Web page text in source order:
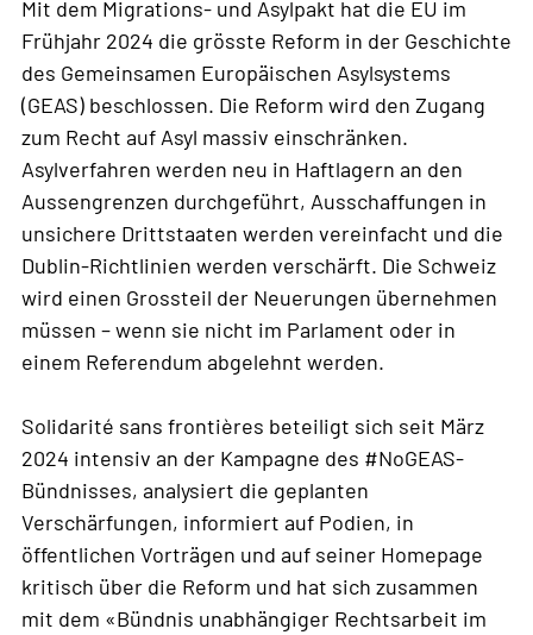
Mit dem Migrations- und Asylpakt hat die EU im
Frühjahr 2024 die grösste Reform in der Geschichte
des Gemeinsamen Europäischen Asylsystems
(GEAS) beschlossen. Die Reform wird den Zugang
zum Recht auf Asyl massiv einschränken.
Asylverfahren werden neu in Haftlagern an den
Aussengrenzen durchgeführt, Ausschaffungen in
unsichere Drittstaaten werden vereinfacht und die
Dublin-Richtlinien werden verschärft. Die Schweiz
wird einen Grossteil der Neuerungen übernehmen
müssen – wenn sie nicht im Parlament oder in
einem Referendum abgelehnt werden.
Solidarité sans frontières beteiligt sich seit März
2024 intensiv an der Kampagne des #NoGEAS-
Bündnisses, analysiert die geplanten
Verschärfungen, informiert auf Podien, in
öffentlichen Vorträgen und auf seiner Homepage
kritisch über die Reform und hat sich zusammen
mit dem «Bündnis unabhängiger Rechtsarbeit im